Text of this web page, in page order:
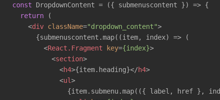
const DropdownContent = ({ submenuscontent }) => {
return (
<div className="dropdown_content">
      {submenuscontent.map((item, index) => (
<React.Fragment key={index}>
<section>
<h4>{item.heading}</h4>
<ul>
{item.submenu.map(({ label, href },